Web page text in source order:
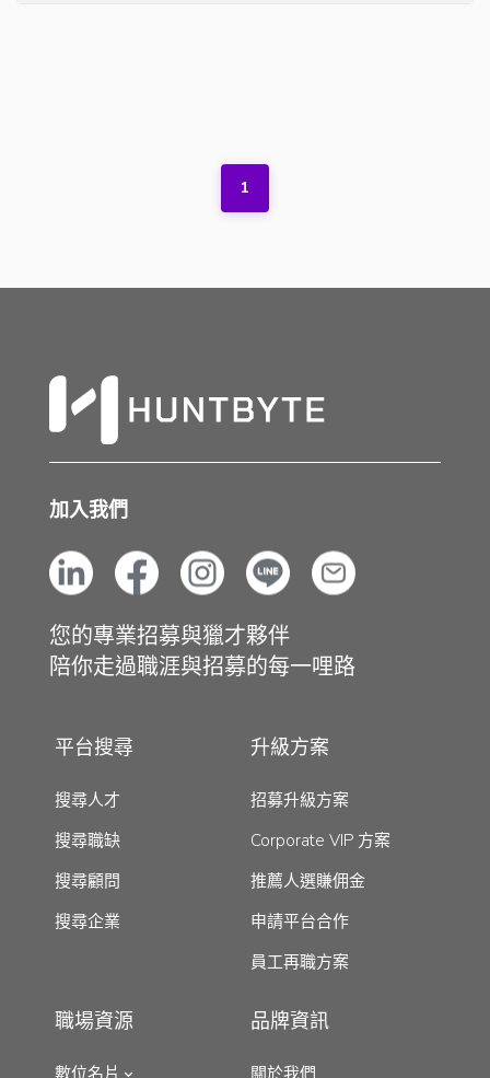
1
加入我們
您的專業招募與獵才夥伴
陪你走過職涯與招募的每一哩路
平台搜尋
搜尋人才
搜尋職缺
搜尋顧問
搜尋企業
升級方案
招募升級方案
Corporate VIP 方案
推薦人選賺佣金
申請平台合作
員工再職方案
職場資源
數位名片
品牌資訊
關於我們